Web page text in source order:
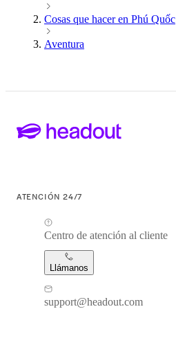
Cosas que hacer en Phú Quốc
Aventura
ATENCIÓN 24/7
Centro de atención al cliente
Llámanos
support@headout.com